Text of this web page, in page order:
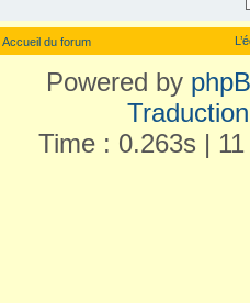
Accueil du forum
Powered by
Time : 0.263s |